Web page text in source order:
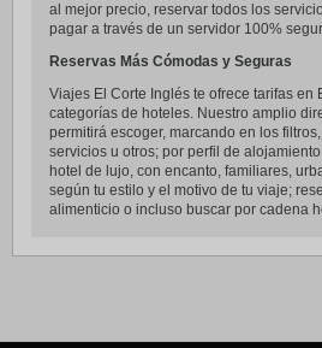
al mejor precio, reservar todos los
pagar a través de un servidor 100%
Reservas Más Cómodas y Seguras
Viajes El Corte Inglés te ofrece tarifas en
categorías de hoteles. Nuestro amplio
permitirá escoger, marcando en los
servicios u otros; por perfil de
hotel de lujo, con encanto, familiares,
según tu estilo y el motivo de tu viaje;
alimenticio o incluso buscar por cadena